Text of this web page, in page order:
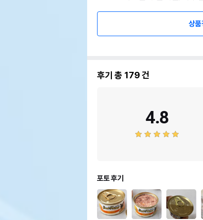
상품
후기 총 179건
4.8
포토 후기